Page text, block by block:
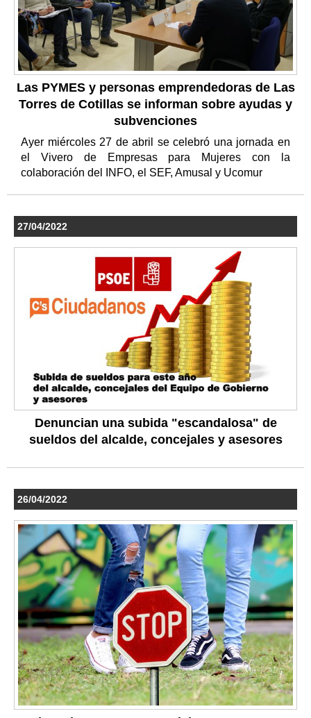
Las PYMES y personas emprendedoras de Las
Torres de Cotillas se informan sobre ayudas y
subvenciones
Ayer miércoles 27 de abril se celebró una jornada en
el Vivero de Empresas para Mujeres con la
colaboración del INFO, el SEF, Amusal y Ucomur
27/04/2022
Denuncian una subida "escandalosa" de
sueldos del alcalde, concejales y asesores
26/04/2022